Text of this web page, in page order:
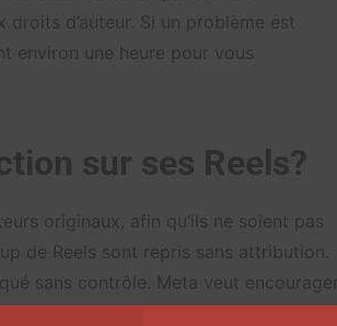
d’auteur. Si un problème est
environ une heure pour vous
sur ses Reels?
originaux, afin qu’ils ne soient pas
de Reels sont repris sans attribution.
sans contrôle. Meta veut encourager
en leur offrant une protection intégrée.